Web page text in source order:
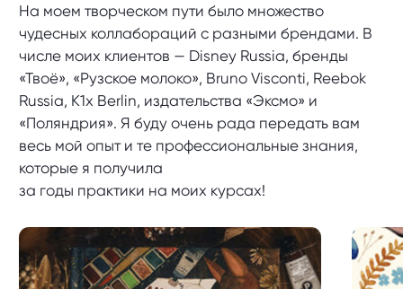
На моем творческом пути было множество
чудесных коллабораций с разными брендами. В
числе моих клиентов — Disney Russia, бренды
«Твоё», «Рузское молоко», Bruno Visconti, Reebok
Russia, K1x Berlin, издательства «Эксмо» и
«Поляндрия». Я буду очень рада передать вам
весь мой опыт и те профессиональные знания,
которые я получила
за годы практики на моих курсах!